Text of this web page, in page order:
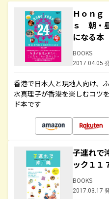
Ｈｏｎ
ｓ 朝・
になる本
BOOKS
2017.04.05
香港で日本人と現地人向け、
水真理子が香港を楽しむコツ
ド本です
子連れで
ック１１
BOOKS
2017.03.17